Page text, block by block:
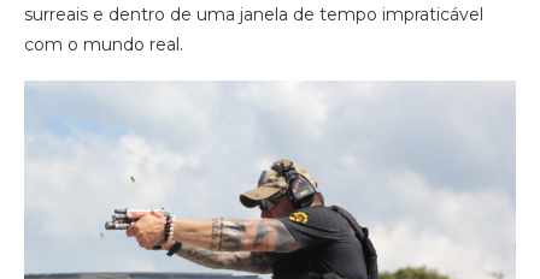
surreais e dentro de uma janela de tempo impraticável
com o mundo real.